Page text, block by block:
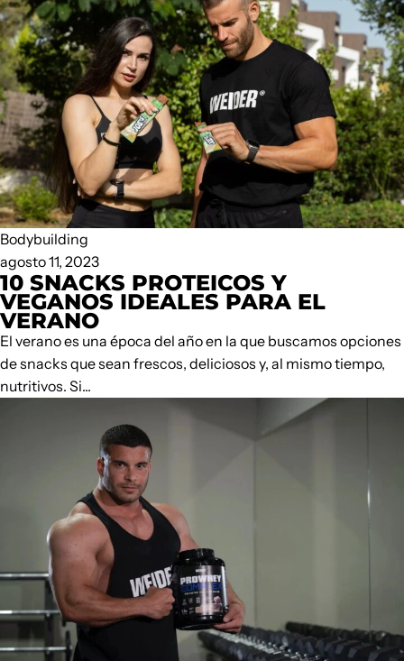
Bodybuilding
agosto 11, 2023
10 SNACKS PROTEICOS Y
VEGANOS IDEALES PARA EL
VERANO
El verano es una época del año en la que buscamos opciones
de snacks que sean frescos, deliciosos y, al mismo tiempo,
nutritivos. Si...